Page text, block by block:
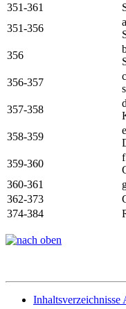
351-361
351-356
356
356-357
357-358
358-359
359-360
360-361
362-373
374-384
Inhaltsverzeichnisse